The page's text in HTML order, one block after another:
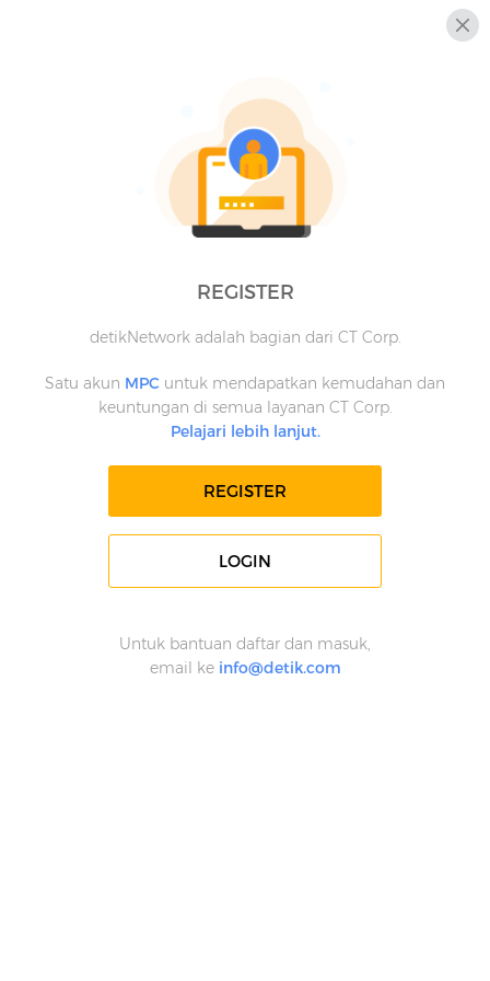
REGISTER
detikNetwork adalah bagian dari CT Corp.
Satu akun MPC untuk mendapatkan kemudahan dan
keuntungan di semua layanan CT Corp.
Pelajari lebih lanjut.
REGISTER
LOGIN
Untuk bantuan daftar dan masuk,
email ke info@detik.com